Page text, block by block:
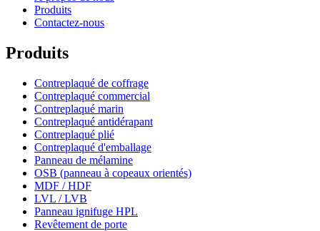
Produits
Contactez-nous
Produits
Contreplaqué de coffrage
Contreplaqué commercial
Contreplaqué marin
Contreplaqué antidérapant
Contreplaqué plié
Contreplaqué d'emballage
Panneau de mélamine
OSB (panneau à copeaux orientés)
MDF / HDF
LVL / LVB
Panneau ignifuge HPL
Revêtement de porte